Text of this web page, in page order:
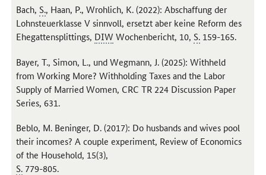
Bach, S., Haan, P., Wrohlich, K. (2022): Abschaffung der
Lohnsteuerklasse V sinnvoll, ersetzt aber keine Reform des
Ehegattensplittings, DIW Wochenbericht, 10, S. 159-165.
Bayer, T., Simon, L., und Wegmann, J. (2025):Withheld
from Working More? Withholding Taxes and the Labor
Supply of Married Women, CRC TR 224 Discussion Paper
Series, 631.
Beblo, M. Beninger, D. (2017): Do husbands and wives pool
their incomes? A couple experiment, Review of Economics
of the Household, 15(3),
S. 779-805.